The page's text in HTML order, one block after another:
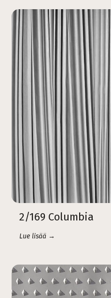
2/169 Columbia
Lue lisää →